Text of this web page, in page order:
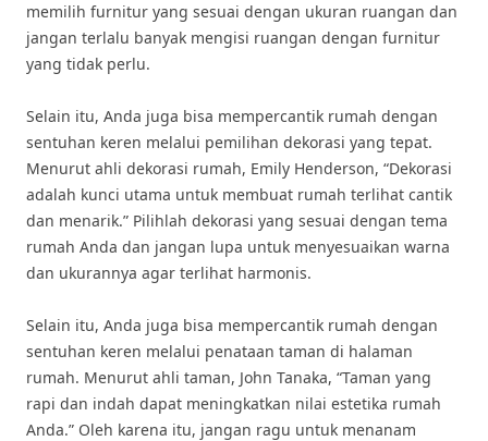
memilih furnitur yang sesuai dengan ukuran ruangan dan
jangan terlalu banyak mengisi ruangan dengan furnitur
yang tidak perlu.
Selain itu, Anda juga bisa mempercantik rumah dengan
sentuhan keren melalui pemilihan dekorasi yang tepat.
Menurut ahli dekorasi rumah, Emily Henderson, “Dekorasi
adalah kunci utama untuk membuat rumah terlihat cantik
dan menarik.” Pilihlah dekorasi yang sesuai dengan tema
rumah Anda dan jangan lupa untuk menyesuaikan warna
dan ukurannya agar terlihat harmonis.
Selain itu, Anda juga bisa mempercantik rumah dengan
sentuhan keren melalui penataan taman di halaman
rumah. Menurut ahli taman, John Tanaka, “Taman yang
rapi dan indah dapat meningkatkan nilai estetika rumah
Anda.” Oleh karena itu, jangan ragu untuk menanam